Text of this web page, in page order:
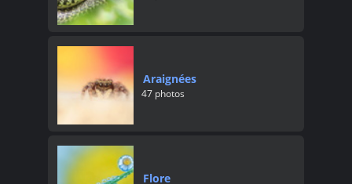
Araignées
47 photos
Flore